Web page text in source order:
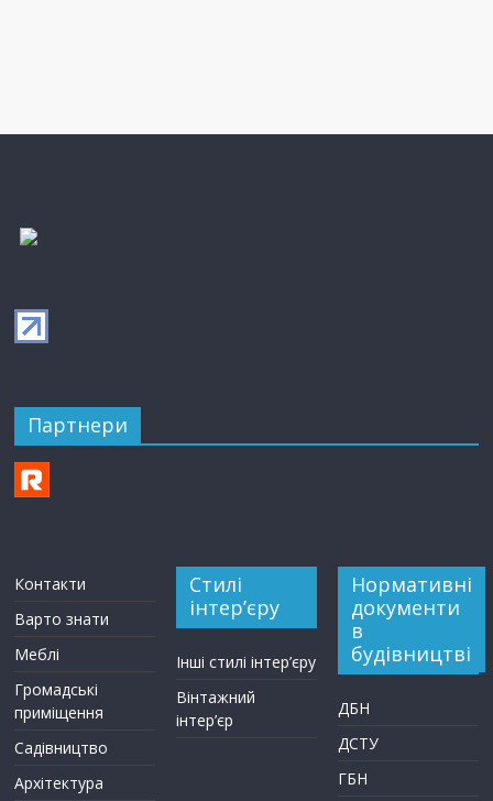
Партнери
Контакти
Варто знати
Меблі
Громадські
приміщення
Садівництво
Архітектура
Стилі
інтер’єру
Інші стилі інтер’єру
Вінтажний
інтер’єр
Нормативні
документи
в
будівництві
ДБН
ДСТУ
ГБН